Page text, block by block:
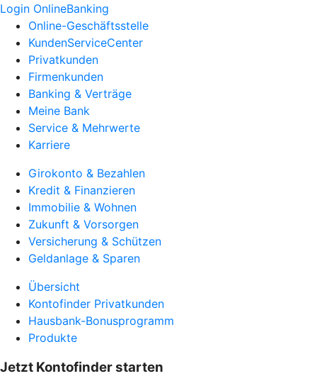
Login OnlineBanking
Online-Geschäftsstelle
KundenServiceCenter
Privatkunden
Firmenkunden
Banking & Verträge
Meine Bank
Service & Mehrwerte
Karriere
Girokonto & Bezahlen
Kredit & Finanzieren
Immobilie & Wohnen
Zukunft & Vorsorgen
Versicherung & Schützen
Geldanlage & Sparen
Übersicht
Kontofinder Privatkunden
Hausbank-Bonusprogramm
Produkte
Jetzt Kontofinder starten